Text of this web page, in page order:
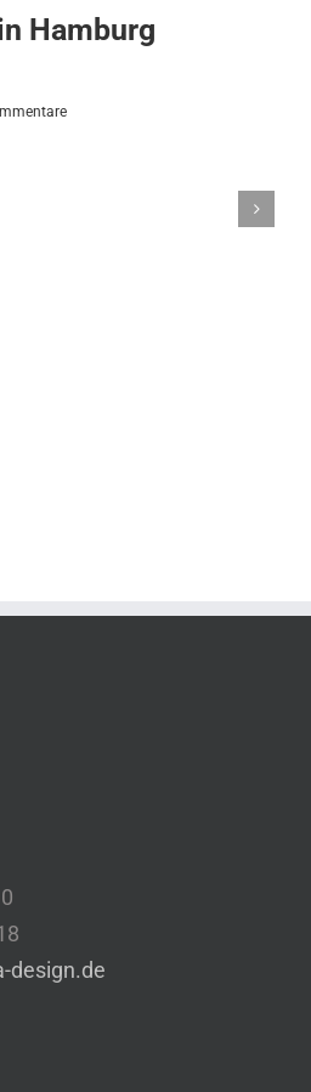
Hamburg
design.de